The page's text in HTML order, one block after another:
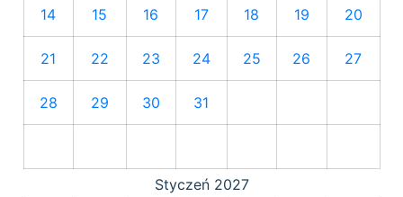
14 15 16 17 18 19 20
21 22 23 24 25 26 27
28 29 30 31
Styczeń 2027